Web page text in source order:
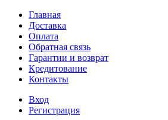
Главная
Доставка
Оплата
Обратная связь
Гарантии и возврат
Кредитование
Контакты
Вход
Регистрация